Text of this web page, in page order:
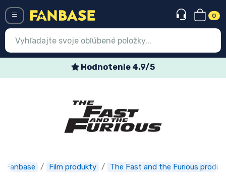
0
Hodnotenie 4.9/5
Fanbase Film produkty The Fast and the Furious
Expresná preprava